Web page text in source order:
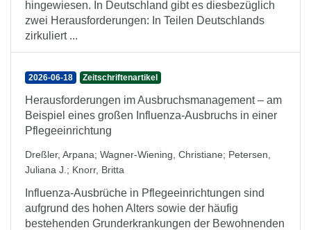
hingewiesen. In Deutschland gibt es diesbezüglich
zwei Herausforderungen: In Teilen Deutschlands
zirkuliert ...
2026-06-18 Zeitschriftenartikel
Herausforderungen im Ausbruchsmanagement – am
Beispiel eines großen Influenza-Ausbruchs in einer
Pflegeeinrichtung
Dreßler, Arpana; Wagner-Wiening, Christiane; Petersen,
Juliana J. ; Knorr, Britta
Influenza-Ausbrüche in Pflegeeinrichtungen sind
aufgrund des hohen Alters sowie der häufig
bestehenden Grunderkrankungen der Bewohnenden